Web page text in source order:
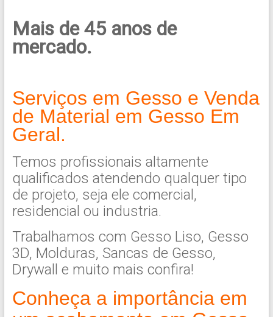
Mais de 45 anos de
mercado.
Serviços em Gesso e Venda
de Material em Gesso Em
Geral.
Temos profissionais altamente
qualificados atendendo qualquer tipo
de projeto, seja ele comercial,
residencial ou industria.
Trabalhamos com Gesso Liso, Gesso
3D, Molduras, Sancas de Gesso,
Drywall e muito mais confira!
Conheça a importância em